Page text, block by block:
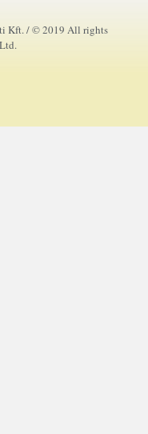
Kft. / © 2019 All rights